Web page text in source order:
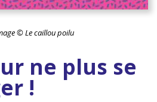
© Le caillou poilu
ne plus se
!